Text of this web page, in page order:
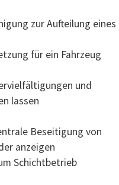
zur Aufteilung eines
für ein Fahrzeug
und
lassen
Beseitigung von
anzeigen
Schichtbetrieb